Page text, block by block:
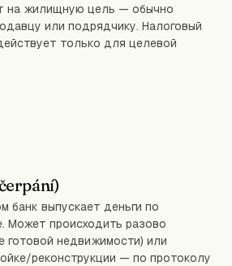
на жилищную цель — обычно
или подрядчику. Налоговый
только для целевой
банк выпускает деньги по
Может происходить разово
готовой недвижимости) или
реконструкции — по протоколу